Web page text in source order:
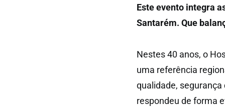
Este evento integra
Santarém. Que
Nestes 40 anos, o
uma referência
qualidade, segurança
respondeu de forma